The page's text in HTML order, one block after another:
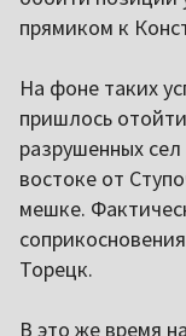
прямиком к
На фоне таких
пришлось
разрушенных
востоке от
мешке.
Торецк.
В это же время